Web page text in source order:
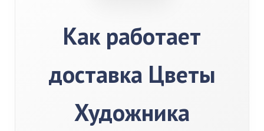
Как работает
доставка Цветы
Художника